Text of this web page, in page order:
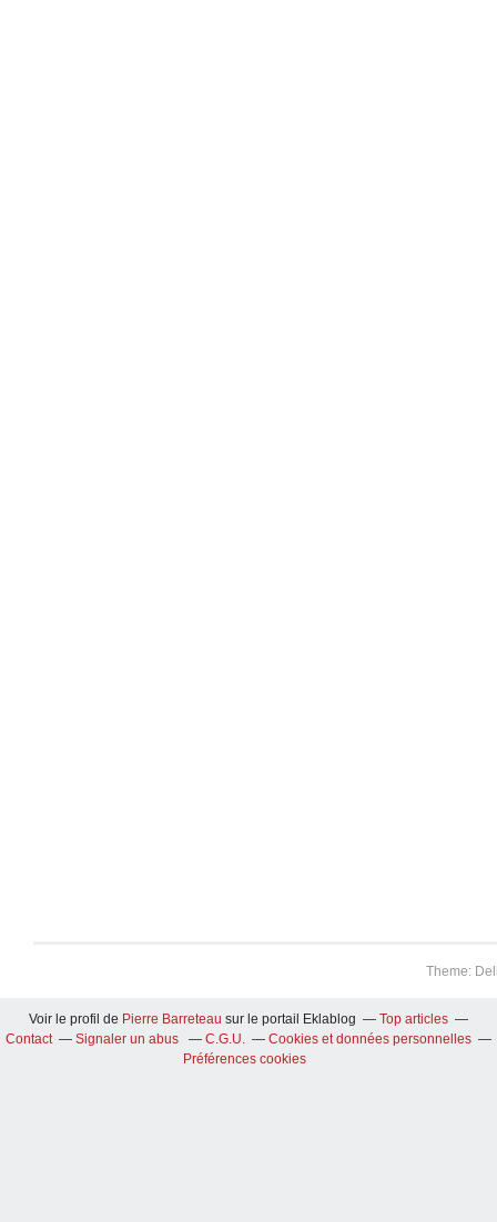
Theme:
Voir le profil de Pierre Barreteau sur le portail Eklablog
Top articles
Contact
Signaler un abus C.G.U.
Cookies et données personnelles
Préférences cookies